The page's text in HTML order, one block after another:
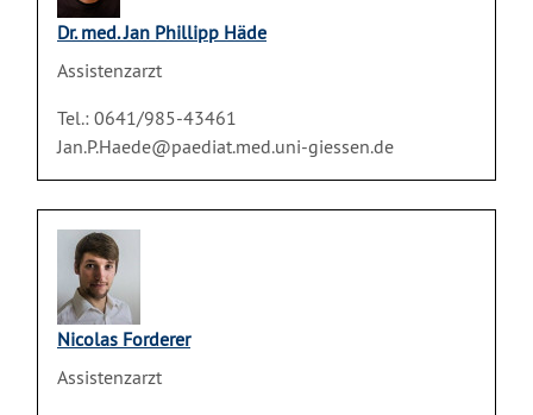
Dr. med. Jan Phillipp Häde
Assistenzarzt
Tel.: 0641/985-43461
Jan.P.Haede@paediat.med.uni-giessen.de
Nicolas Forderer
Assistenzarzt